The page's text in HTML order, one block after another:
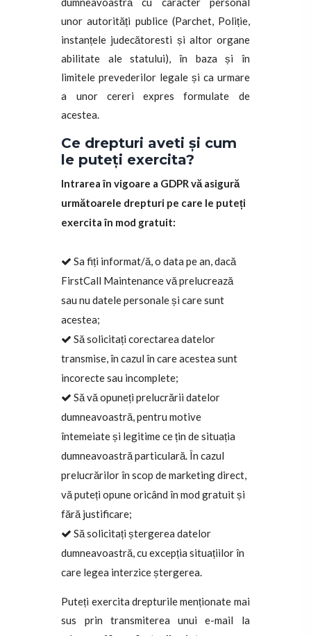
unor autorități publice (Parchet, Poliție,
instanțele judecătoresti și altor organe
abilitate ale statului), în baza și în
limitele prevederilor legale și ca urmare
a unor cereri expres formulate de
acestea.
Ce drepturi aveti și cum
le puteți exercita?
Intrarea în vigoare a GDPR vă asigură
următoarele drepturi pe care le puteți
exercita în mod gratuit:
Sa fiți informat/ă, o data pe an, dacă
FirstCall Maintenance vă prelucrează
sau nu datele personale și care sunt
acestea;
Să solicitați corectarea datelor
transmise, în cazul în care acestea sunt
incorecte sau incomplete;
Să vă opuneți prelucrării datelor
dumneavoastră, pentru motive
întemeiate și legitime ce țin de situația
dumneavoastră particulară. În cazul
prelucrărilor în scop de marketing direct,
vă puteți opune oricând în mod gratuit și
fără justificare;
Să solicitați ștergerea datelor
dumneavoastră, cu excepția situațiilor în
care legea interzice ștergerea.
Puteți exercita drepturile menționate mai
sus prin transmiterea unui e-mail la